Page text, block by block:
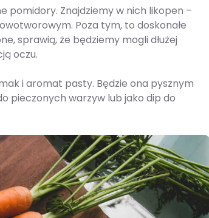
pomidory. Znajdziemy w nich likopen –
Poza tym, to doskonałe
sprawią, że będziemy mogli dłużej
oczu.
i aromat pasty. Będzie ona pysznym
pieczonych warzyw lub jako dip do